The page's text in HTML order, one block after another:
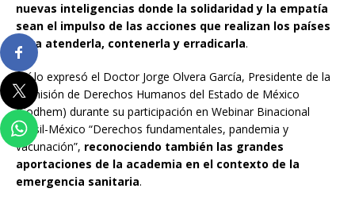
nuevas inteligencias donde la solidaridad y la empatía
sean el impulso de las acciones que realizan los países
para atenderla, contenerla y erradicarla.
Así lo expresó el Doctor Jorge Olvera García, Presidente de la
Comisión de Derechos Humanos del Estado de México
(Codhem) durante su participación en Webinar Binacional
Brasil-México “Derechos fundamentales, pandemia y
vacunación”, reconociendo también las grandes
aportaciones de la academia en el contexto de la
emergencia sanitaria.